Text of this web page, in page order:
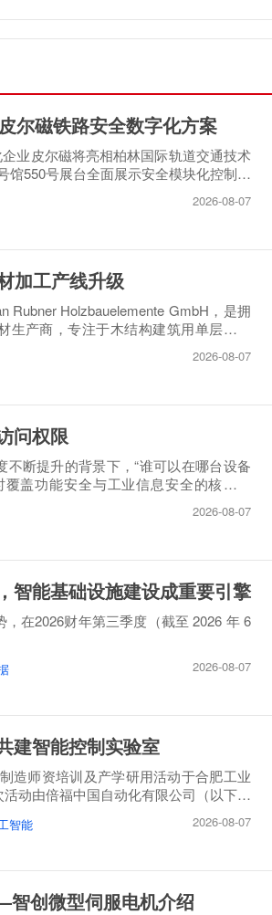
尔磁铁路安全数字化方案
业皮尔磁将亮相柏林国际轨道交通技术
馆550号展台全面展示安全模块化控制方
2026-08-07
加工产线升级
Rubner Holzbauelemente GmbH，是拥
产商，专注于木结构建筑用单层、多
2026-08-07
问权限
断提升的背景下，“谁可以在哪台设备
盖功能安全与工业信息安全的核心问
2026-08-07
智能基础设施建设成重要引擎
在2026财年第三季度（截至 2026 年 6
2026-08-07
建智能控制实验室
造师资培训及产学研用活动于合肥工业
动由倍福中国自动化有限公司（以下简
智能 2026-08-07
创微型伺服电机介绍